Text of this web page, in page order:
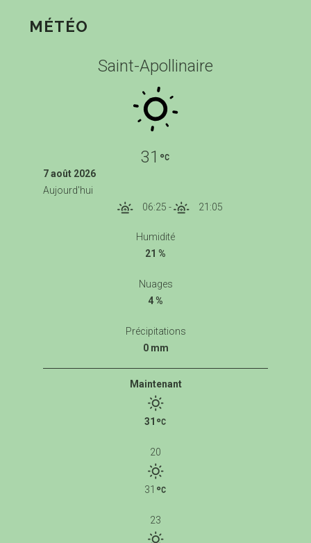
MÉTÉO
Saint-Apollinaire
31
7 août 2026
Aujourd'hui
06:25 - 21:05
Humidité
21 %
Nuages
4 %
Précipitations
0 mm
Maintenant
31
20
31
23